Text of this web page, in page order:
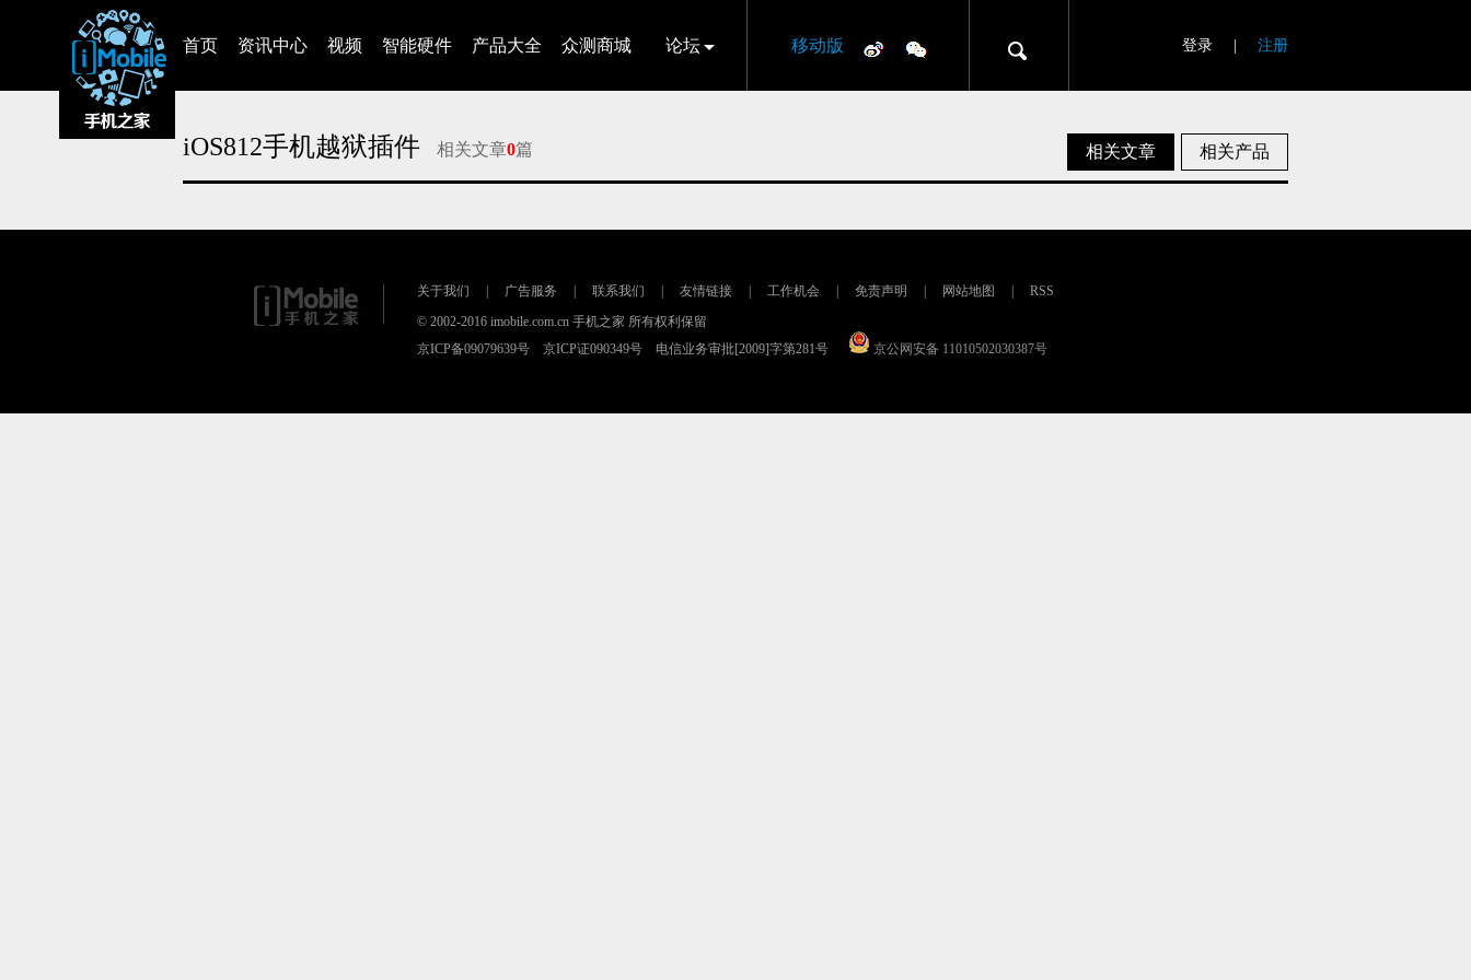
首页 资讯中心 视频 智能硬件 产品大全 众测商城 论坛 移动版 登录 注册
iOS812手机越狱插件 相关文章0篇 相关产品
相关文章
关于我们 广告服务 联系我们 友情链接 工作机会 免责声明 网站地图
RSS
© 2002-2016 imobile.com.cn 手机之家 所有权利保留
京ICP备09079639号 京ICP证090349号 电信业务审批[2009]字第281号
京公网安备 11010502030387号